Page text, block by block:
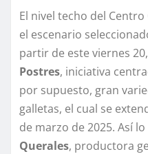
​El nivel techo del Centro
el escenario
partir de este viernes
Postres, iniciativa
por supuesto, gran
galletas, el cual se
de marzo de 2025. Así
Querales, productora